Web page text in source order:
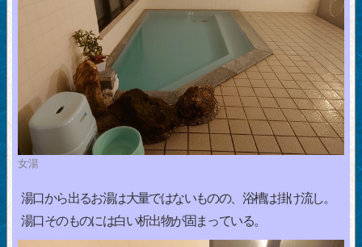
女湯
湯口から出るお湯は大量ではないものの、浴槽は掛け流し。
湯口そのものには白い析出物が固まっている。